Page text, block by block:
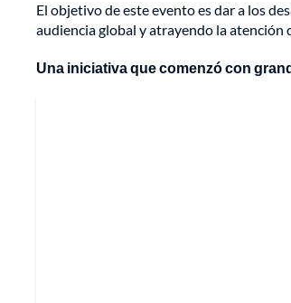
El objetivo de este evento es dar a los
audiencia global y atrayendo la atención
Una iniciativa que comenzó con